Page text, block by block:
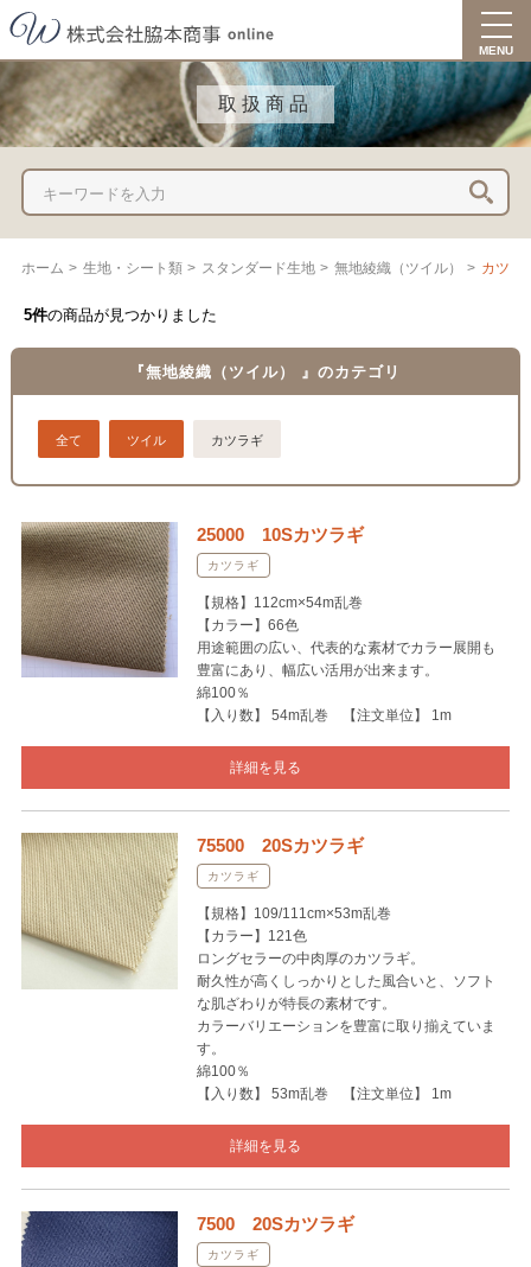
MENU
取扱商品
ホーム > 生地・シート類 > スタンダード生地 > 無地綾織（ツイル） > カツラ
5件の商品が見つかりました
『無地綾織（ツイル） 』のカテゴリ
全て ツイル カツラギ
25000 10Sカツラギ
カツラギ
【規格】112cm×54m乱巻
【カラー】66色
用途範囲の広い、代表的な素材でカラー展開も
豊富にあり、幅広い活用が出来ます。
綿100％
【入り数】 54m乱巻 【注文単位】 1m
詳細を見る
75500 20Sカツラギ
カツラギ
【規格】109/111cm×53m乱巻
【カラー】121色
ロングセラーの中肉厚のカツラギ。
耐久性が高くしっかりとした風合いと、ソフト
な肌ざわりが特長の素材です。
カラーバリエーションを豊富に取り揃えていま
す。
綿100％
【入り数】 53m乱巻 【注文単位】 1m
詳細を見る
7500 20Sカツラギ
カツラギ